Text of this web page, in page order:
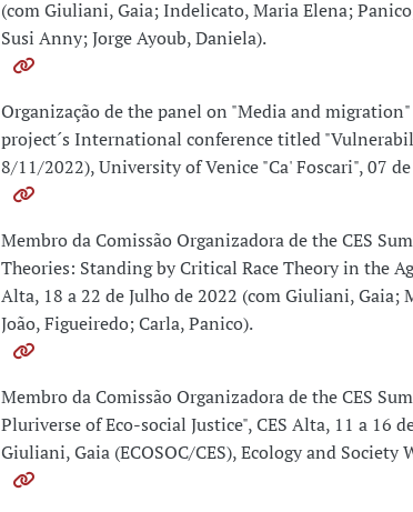
(com Giuliani, Gaia; Indelicato, Maria Elena;
Susi Anny; Jorge Ayoub, Daniela).
Organização de the panel on "Media and
project´s International conference titled
8/11/2022), University of Venice "Ca' Foscari", 07
Membro da Comissão Organizadora de the CES
Theories: Standing by Critical Race Theory in the
Alta, 18 a 22 de Julho de 2022 (com Giuliani, Gaia;
João, Figueiredo; Carla, Panico).
Membro da Comissão Organizadora de the CES
Pluriverse of Eco-social Justice", CES Alta, 11 a 16
Giuliani, Gaia (ECOSOC/CES), Ecology and Society